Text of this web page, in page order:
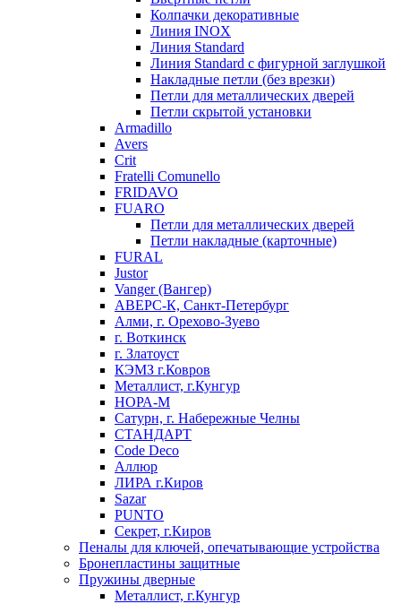
Колпачки декоративные
Линия INOX
Линия Standard
Линия Standard с фигурной заглушкой
Накладные петли (без врезки)
Петли для металлических дверей
Петли скрытой установки
Armadillo
Avers
Crit
Fratelli Comunello
FRIDAVO
FUARO
Петли для металлических дверей
Петли накладные (карточные)
FURAL
Justor
Vanger (Вангер)
АВЕРС-К, Санкт-Петербург
Алми, г. Орехово-Зуево
г. Воткинск
г. Златоуст
КЭМЗ г.Ковров
Металлист, г.Кунгур
НОРА-М
Сатурн, г. Набережные Челны
СТАНДАРТ
Code Deco
Аллюр
ЛИРА г.Киров
Sazar
PUNTO
Секрет, г.Киров
Пеналы для ключей, опечатывающие устройства
Бронепластины защитные
Пружины дверные
Металлист, г.Кунгур